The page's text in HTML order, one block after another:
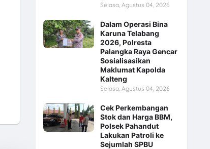
Selasa, Agustus 04, 2026
Dalam Operasi Bina
Karuna Telabang
2026, Polresta
Palangka Raya Gencar
Sosialisasikan
Maklumat Kapolda
Kalteng
Selasa, Agustus 04, 2026
Cek Perkembangan
Stok dan Harga BBM,
Polsek Pahandut
Lakukan Patroli ke
Sejumlah SPBU